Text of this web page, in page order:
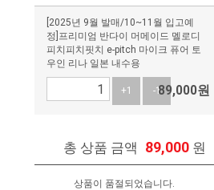
[2025년 9월 발매/10~11월 입고예
정]프리미엄 반다이 머메이드 멜로디
피치피치핏치 e-pitch 마이크 퓨어 토
우인 리나 일본 내수용
+1 -189,000원
총 상품 금액 89,000 원
상품이 품절되었습니다.